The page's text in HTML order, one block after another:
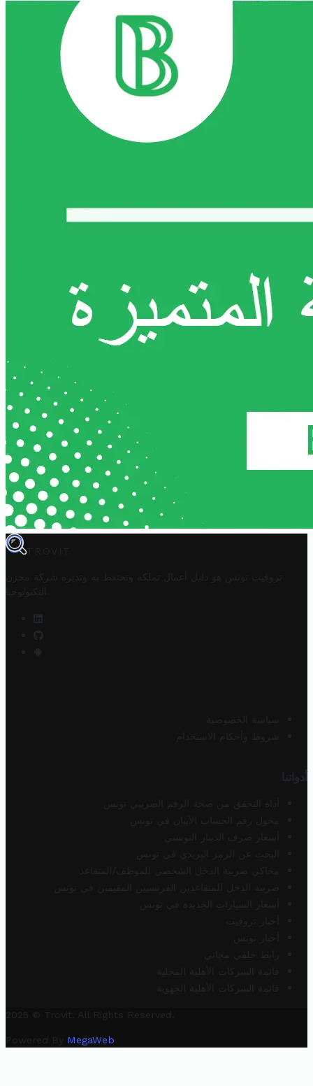
TROVIT
تروفيت تونس هو دليل أعمال تملكه وتحتفظ به وتديره
شركة مخزن
التكنولوجيا
سياسة الخصوصية
شروط وأحكام الاستخدام
أدواتنا
أداة التحقق من صحة الرقم الضريبي تونس
محول رقم الحساب الآيبان في تونس
أسعار صرف الدينار التونسي
البحث عن الرمز البريدي في تونس
محاكي ضريبة الدخل الشخصي للموظف/المتقاعد
ضريبة الدخل للمتقاعدين الفرنسيين المقيمين في تونس
أسعار السيارات الجديدة في تونس
أخبار تروفيت
أخبار تونس
رابط خلفي مجاني
قائمة الشركات الأهلية المحلية
قائمة الشركات الأهلية الجهوية
2025 © Trovit. All Rights Reserved.
Powered By MegaWeb